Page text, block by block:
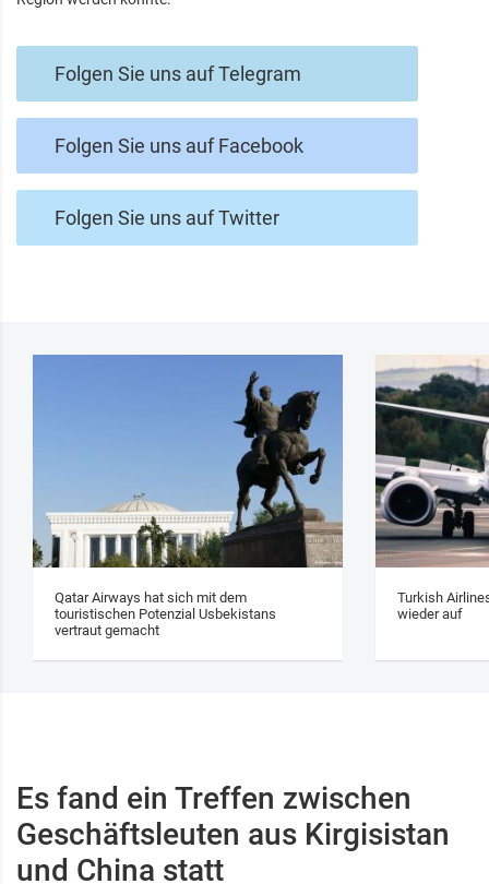
Folgen Sie uns auf Telegram
Folgen Sie uns auf Facebook
Folgen Sie uns auf Twitter
Qatar Airways hat sich mit dem
touristischen Potenzial Usbekistans
vertraut gemacht
Turkish
wieder auf
Es fand ein Treffen zwischen
Geschäftsleuten aus Kirgisistan
und China statt